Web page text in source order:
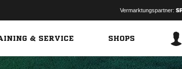
Vermarktungspartner:
& SERVICE SHOPS